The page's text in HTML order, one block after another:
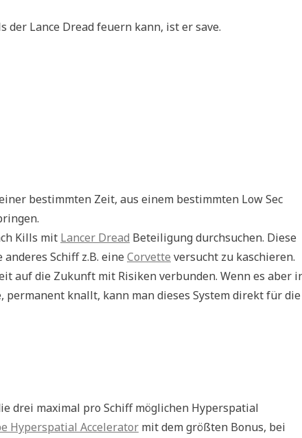
der Lance Dread feuern kann, ist er save.
bestimmten Zeit, aus einem bestimmten Low Sec
Kills mit Lancer Dread Beteiligung durchsuchen. Diese
Schiff z.B. eine Corvette versucht zu kaschieren.
auf die Zukunft mit Risiken verbunden. Wenn es aber
permanent knallt, kann man dieses System direkt für die
drei maximal pro Schiff möglichen Hyperspatial
Hyperspatial Accelerator mit dem größten Bonus, bei